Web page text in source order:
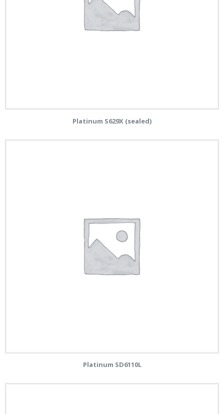
Platinum S629X (sealed)
Platinum SD6110L